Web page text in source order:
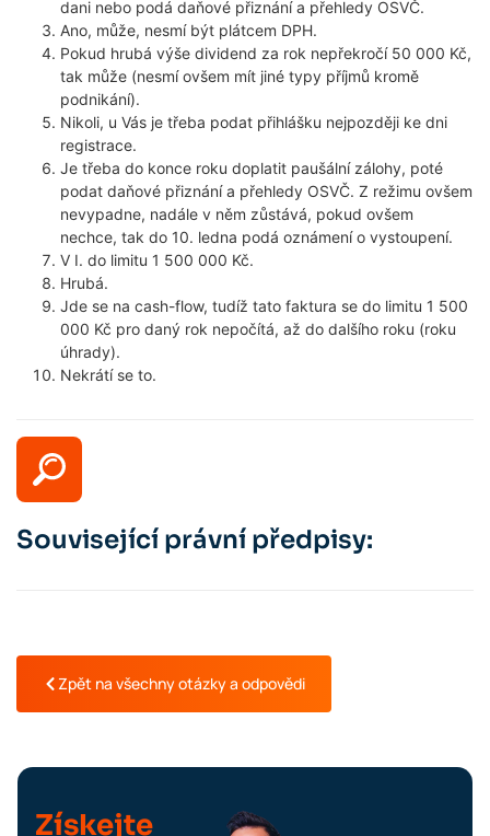
dani nebo podá daňové přiznání a přehledy OSVČ.
Ano, může, nesmí být plátcem DPH.
Pokud hrubá výše dividend za rok nepřekročí 50 000 Kč,
tak může (nesmí ovšem mít jiné typy příjmů kromě
podnikání).
Nikoli, u Vás je třeba podat přihlášku nejpozději ke dni
registrace.
Je třeba do konce roku doplatit paušální zálohy, poté
podat daňové přiznání a přehledy OSVČ. Z režimu ovšem
nevypadne, nadále v něm zůstává, pokud ovšem
nechce, tak do 10. ledna podá oznámení o vystoupení.
V I. do limitu 1 500 000 Kč.
Hrubá.
Jde se na cash-flow, tudíž tato faktura se do limitu 1 500
000 Kč pro daný rok nepočítá, až do dalšího roku (roku
úhrady).
Nekrátí se to.
Související právní předpisy:
Zpět na všechny otázky a odpovědi
Získejte